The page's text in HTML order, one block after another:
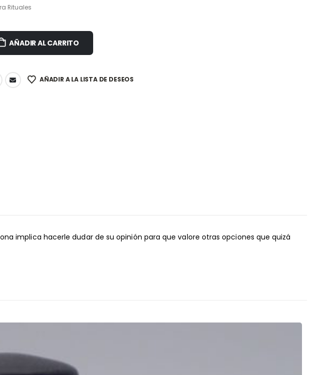
Rituales
AÑADIR AL CARRITO
AÑADIR A LA LISTA DE DESEOS
implica hacerle dudar de su opinión para que valore otras opciones que quizá